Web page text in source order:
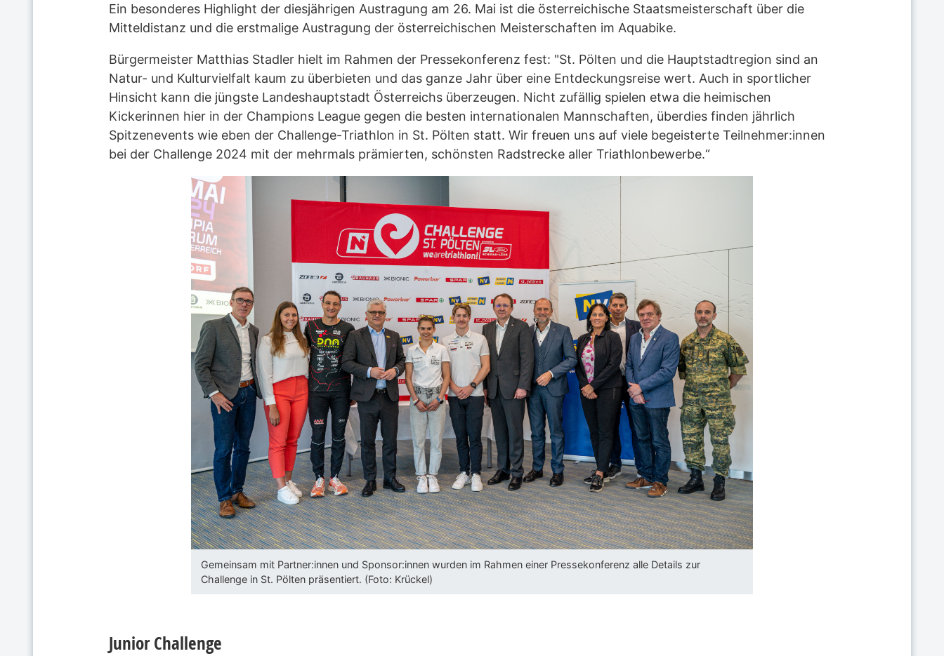
Ein besonderes Highlight der diesjährigen Austragung am 26. Mai ist die österreichische Staatsmeisterschaft über die
Mitteldistanz und die erstmalige Austragung der österreichischen Meisterschaften im Aquabike.
Bürgermeister Matthias Stadler hielt im Rahmen der Pressekonferenz fest: "St. Pölten und die Hauptstadtregion sind an
Natur- und Kulturvielfalt kaum zu überbieten und das ganze Jahr über eine Entdeckungsreise wert. Auch in sportlicher
Hinsicht kann die jüngste Landeshauptstadt Österreichs überzeugen. Nicht zufällig spielen etwa die heimischen
Kickerinnen hier in der Champions League gegen die besten internationalen Mannschaften, überdies finden jährlich
Spitzenevents wie eben der Challenge-Triathlon in St. Pölten statt. Wir freuen uns auf viele begeisterte Teilnehmer:innen
bei der Challenge 2024 mit der mehrmals prämierten, schönsten Radstrecke aller Triathlonbewerbe.“
Gemeinsam mit Partner:innen und Sponsor:innen wurden im Rahmen einer Pressekonferenz alle Details zur
Challenge in St. Pölten präsentiert. (Foto: Krückel)
Junior Challenge